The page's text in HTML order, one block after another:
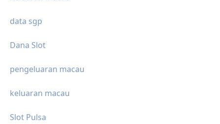
data sgp
Dana Slot
pengeluaran macau
keluaran macau
Slot Pulsa